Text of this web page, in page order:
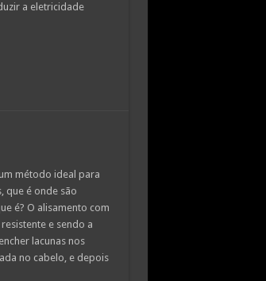
a eletricidade
método ideal para
que é onde são
é? O alisamento com
e sendo a
lacunas nos
no cabelo, e depois